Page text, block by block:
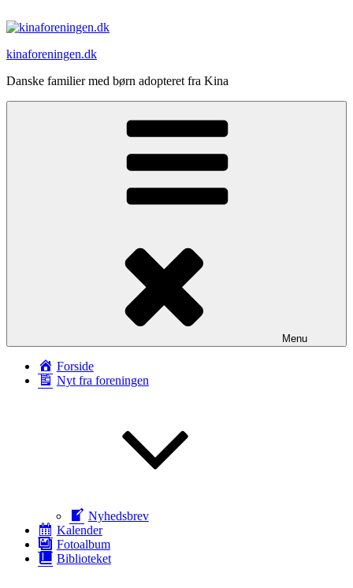
til
kinaforeningen.dk
Danske familier med børn adopteret fra Kina
Menu
Forside
Nyt fra foreningen
Nyhedsbrev
Kalender
Fotoalbum
Biblioteket